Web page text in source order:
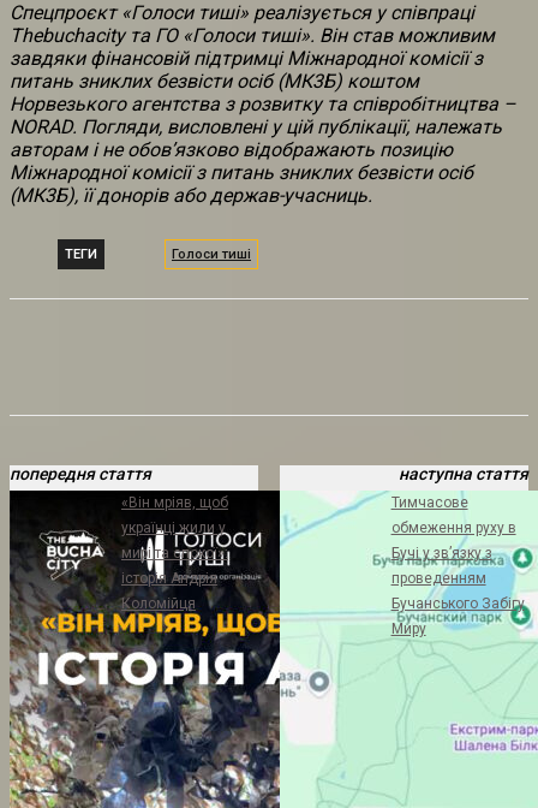
Спецпроєкт «Голоси тиші» реалізується у співпраці
Thebuchacity та ГО «Голоси тиші». Він став можливим
завдяки фінансовій підтримці Міжнародної комісії з
питань зниклих безвісти осіб (МК3Б) коштом
Норвезького агентства з розвитку та співробітництва –
NORAD. Погляди, висловлені у цій публікації, належать
авторам і не обовʼязково відображають позицію
Міжнародної комісії з питань зниклих безвісти осіб
(МК3Б), її донорів або держав-учасниць.
ТЕГИ Голоси тиші
попередня стаття
«Він мріяв, щоб
українці жили у
мирі та спокої»:
історія Андрія
Коломійця
наступна стаття
Тимчасове
обмеження руху в
Бучі у зв’язку з
проведенням
Бучанського Забігу
Миру